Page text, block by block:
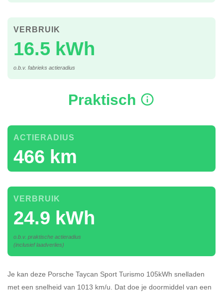
16.5 kWh
VERBRUIK
o.b.v. fabrieks actieradius
Praktisch
466 km
ACTIERADIUS
24.9 kWh
VERBRUIK
o.b.v. praktische actieradius
(inclusief laadverlies)
Je kan deze Porsche Taycan Sport Turismo 105kWh snelladen
met een snelheid van 1013 km/u. Dat doe je doormiddel van een